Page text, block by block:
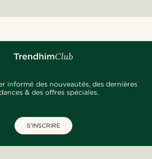
informé des nouveautés, des dernières
& des offres spéciales.
S'INSCRIRE